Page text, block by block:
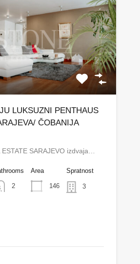
LUKSUZNI PENTHAUS
ČOBANIJA
SARAJEVO izdvaja…
2
Area
146
Spratnost
3